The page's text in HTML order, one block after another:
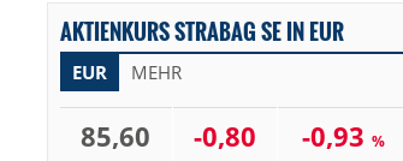
AKTIENKURS STRABAG SE IN EUR
EUR MEHR
85,60 -0,80 -0,93 %